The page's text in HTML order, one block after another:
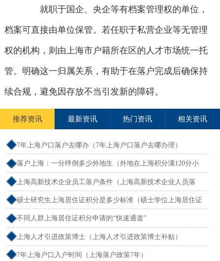
就职于国企、央企等有档案管理权的单位，
档案可直接由单位保管。若任职于私营企业等无管理
权的机构，则由上海市户籍所在区的人才市场统一托
管。明确这一归属关系，有助于在落户完成后确保持
续合规，避免因存放不当引发新的障碍。
推荐资讯 最新资讯 热门资讯 相关资讯
7年上海户口落户去哪办（7年上海户口落户去哪办理）
落户上海：一分绊倒多少外地生（外地在上海积分满120分小
孩可以考上海大学吗）
上海高新技术企业员工落户条件（上海高新技术企业人员落
户）
硕士研究生上海居住证积分是多少标准（硕士学位上海居住证
积分）
不同人群上海居住证积分申请的“快速通道”
上海人才引进政策博士（上海人才引进政策博士补贴）
7年上海户口入户时间（上海落户政策7年）